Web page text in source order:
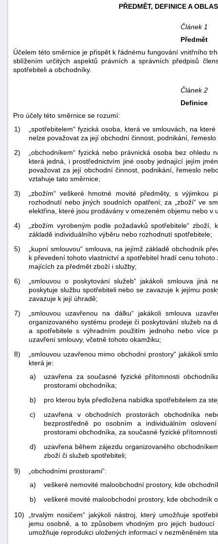
PŘEDMĚT, DEFINICE A
Článek 1
Předmět
Účelem této směrnice je přispět k řádnému fungování vnitřního
sblížením určitých aspektů právních a správních předpisů
spotřebiteli a obchodníky.
Článek 2
Definice
Pro účely této směrnice se rozumí:
1)
„spotřebitelem“ fyzická osoba, která ve smlouvách, na
nelze považovat za její obchodní činnost, podnikání,
2)
„obchodníkem“ fyzická nebo právnická osoba bez
která jedná, i prostřednictvím jiné osoby jednající jejím
považovat za její obchodní činnost, podnikání, řemeslo
vztahuje tato směrnice;
3)
„zbožím“ veškeré hmotné movité předměty, s výjimkou
rozhodnutí nebo jiných soudních opatření; za „zboží“ ve
elektřina, které jsou prodávány v omezeném objemu nebo v
4)
„zbožím vyrobeným podle požadavků spotřebitele“
základě individuálního výběru nebo rozhodnutí spotřebitele;
5)
„kupní smlouvou“ smlouva, na jejímž základě obchodník
k převedení tohoto vlastnictví a spotřebitel hradí cenu
majících za předmět zboží i služby;
6)
„smlouvou o poskytování služeb“ jakákoli smlouva jiná
poskytuje službu spotřebiteli nebo se zavazuje k jejímu
zavazuje k její úhradě;
7)
„smlouvou uzavřenou na dálku“ jakákoli smlouva
organizovaného systému prodeje či poskytování služeb na
a spotřebitele s výhradním použitím jednoho nebo více
uzavření smlouvy, včetně tohoto okamžiku;
8)
„smlouvou uzavřenou mimo obchodní prostory“ jakákoli
která je:
a)
uzavřena za současné fyzické přítomnosti
prostorami obchodníka;
b)
pro kterou byla předložena nabídka spotřebitelem za
c)
uzavřena v obchodních prostorách obchodníka
bezprostředně po osobním a individuálním
prostorami obchodníka, za současné fyzické
d)
uzavřena během zájezdu organizovaného
zboží či služeb spotřebiteli;
9)
„obchodními prostorami“:
a)
veškeré nemovité maloobchodní prostory, kde
b)
veškeré movité maloobchodní prostory, kde obchodník
10)
„trvalým nosičem“ jakýkoli nástroj, který umožňuje
jemu osobně, a to způsobem vhodným pro jejich
umožňuje reprodukci uložených informací v nezměněném